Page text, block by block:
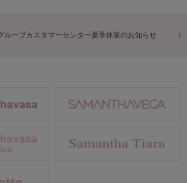
商品に関するお詫びとお知らせ